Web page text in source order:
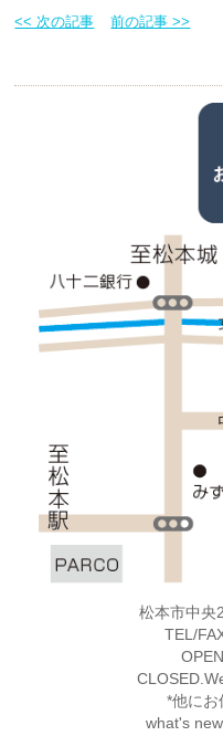
<< 次の記事 前の記事 >>
松本市中央
TEL/
*他にお
what's